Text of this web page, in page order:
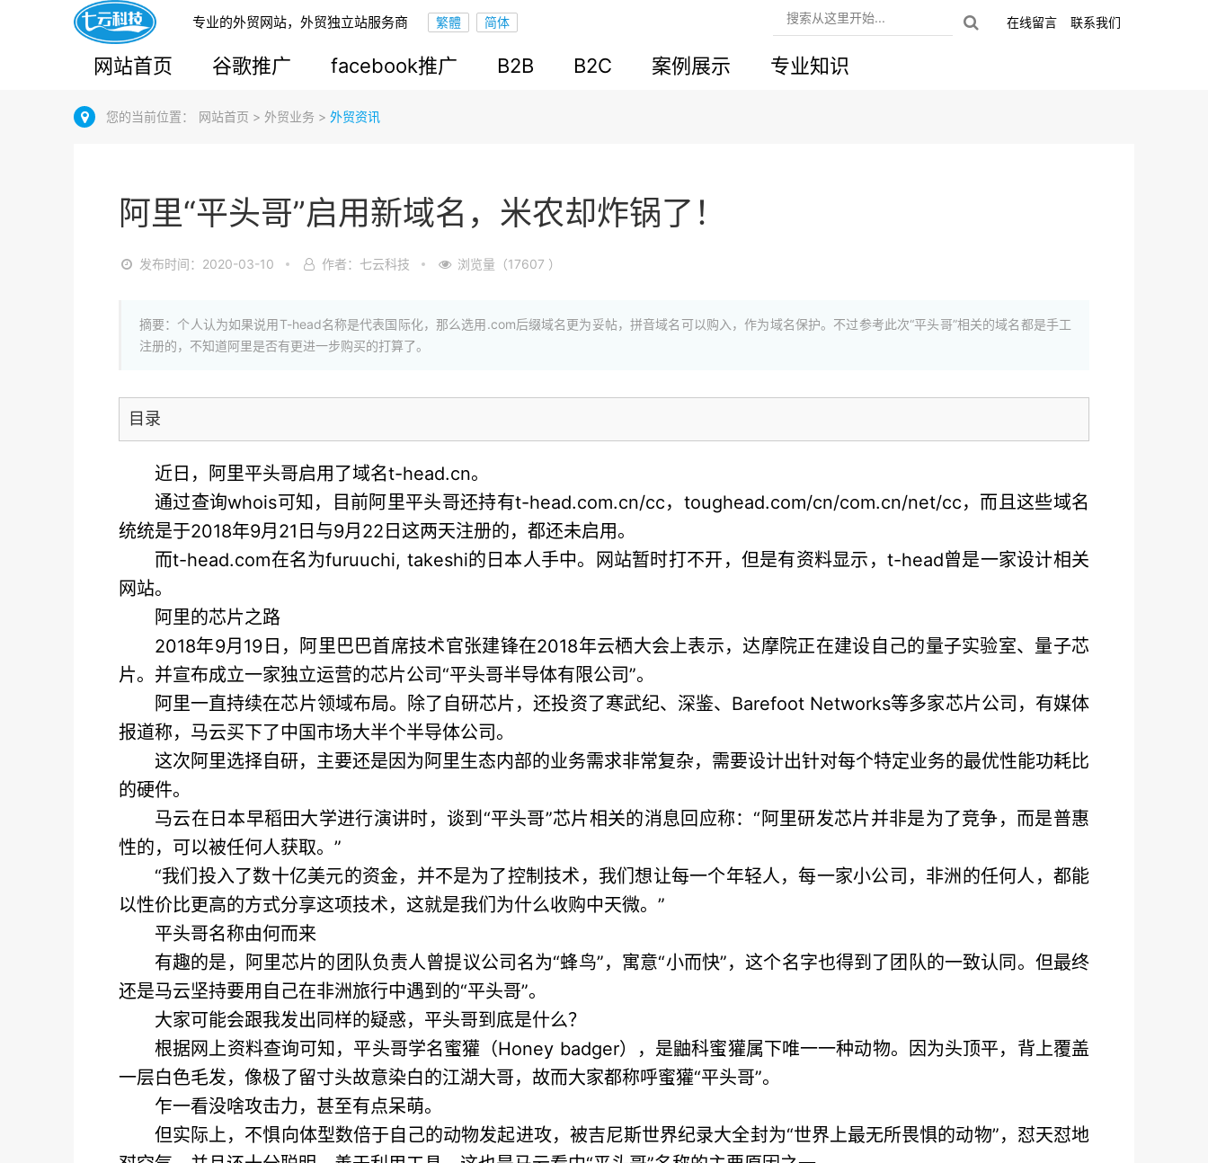
专业的外贸网站，外贸独立站服务商 在线留言 联系我们
网站首页 谷歌推广 facebook推广 B2B B2C 案例展示 专业知识
您的当前位置： 网站首页 > 外贸业务 > 外贸资讯
阿里“平头哥”启用新域名，米农却炸锅了！
发布时间：2020-03-10 作者：七云科技 浏览量（17607 ）
摘要：个人认为如果说用T-head名称是代表国际化，那么选用.com后缀域名更为妥帖，拼音域名可以购入，作为域名保护。不过参考此次“平头哥”相关的域名都是手工
注册的，不知道阿里是否有更进一步购买的打算了。
目录
近日，阿里平头哥启用了域名t-head.cn。
通过查询whois可知，目前阿里平头哥还持有t-head.com.cn/cc，toughead.com/cn/com.cn/net/cc，而且这些域名
统统是于2018年9月21日与9月22日这两天注册的，都还未启用。
而t-head.com在名为furuuchi, takeshi的日本人手中。网站暂时打不开，但是有资料显示，t-head曾是一家设计相关
网站。
阿里的芯片之路
2018年9月19日，阿里巴巴首席技术官张建锋在2018年云栖大会上表示，达摩院正在建设自己的量子实验室、量子芯
片。并宣布成立一家独立运营的芯片公司“平头哥半导体有限公司”。
阿里一直持续在芯片领域布局。除了自研芯片，还投资了寒武纪、深鉴、Barefoot Networks等多家芯片公司，有媒体
报道称，马云买下了中国市场大半个半导体公司。
这次阿里选择自研，主要还是因为阿里生态内部的业务需求非常复杂，需要设计出针对每个特定业务的最优性能功耗比
的硬件。
马云在日本早稻田大学进行演讲时，谈到“平头哥”芯片相关的消息回应称：“阿里研发芯片并非是为了竞争，而是普惠
性的，可以被任何人获取。”
“我们投入了数十亿美元的资金，并不是为了控制技术，我们想让每一个年轻人，每一家小公司，非洲的任何人，都能
以性价比更高的方式分享这项技术，这就是我们为什么收购中天微。”
平头哥名称由何而来
有趣的是，阿里芯片的团队负责人曾提议公司名为“蜂鸟”，寓意“小而快”，这个名字也得到了团队的一致认同。但最终
还是马云坚持要用自己在非洲旅行中遇到的“平头哥”。
大家可能会跟我发出同样的疑惑，平头哥到底是什么？
根据网上资料查询可知，平头哥学名蜜獾（Honey badger），是鼬科蜜獾属下唯一一种动物。因为头顶平，背上覆盖
一层白色毛发，像极了留寸头故意染白的江湖大哥，故而大家都称呼蜜獾“平头哥”。
乍一看没啥攻击力，甚至有点呆萌。
但实际上，不惧向体型数倍于自己的动物发起进攻，被吉尼斯世界纪录大全封为“世界上最无所畏惧的动物”，怼天怼地